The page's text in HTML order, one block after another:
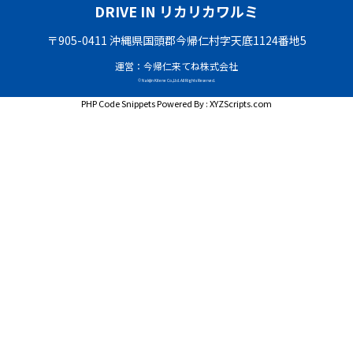
DRIVE IN リカリカワルミ
〒905-0411 沖縄県国頭郡今帰仁村字天底1124番地5
運営：今帰仁来てね株式会社
© Nakijin Kitene Co.,Ltd. All Rights Reserved.
PHP Code SnippetsPowered By :XYZScripts.com